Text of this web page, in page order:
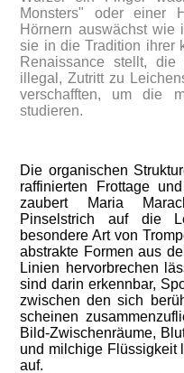
Monsters" oder einer
Hörnern auswächst
sie in die Tradition ihrer
Renaissance stellt,
illegal, Zutritt zu
verschafften, um die
studieren.
Die organischen
raffinierten Frottage
zaubert Maria
Pinselstrich auf die
besondere Art von
abstrakte Formen aus
Linien hervorbrechen
sind darin erkennbar,
zwischen den sich
scheinen
Bild-Zwischenräume,
und milchige Flüssigkeit
auf.